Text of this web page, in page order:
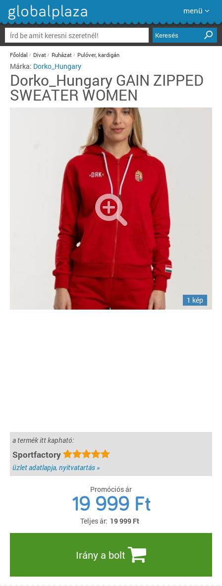
menü
Keresés
Főoldal Divat Ruházat Pulóver, kardigán
Márka: Dorko_Hungary
Dorko_Hungary GAIN ZIPPED
SWEATER WOMEN
1 kép
a termék itt kapható:
Sportfactory
üzlet adatlapja, nyitvatartás »
Promóciós ár
19 999 Ft
Teljes ár: 19 999 Ft
Irány a bolt